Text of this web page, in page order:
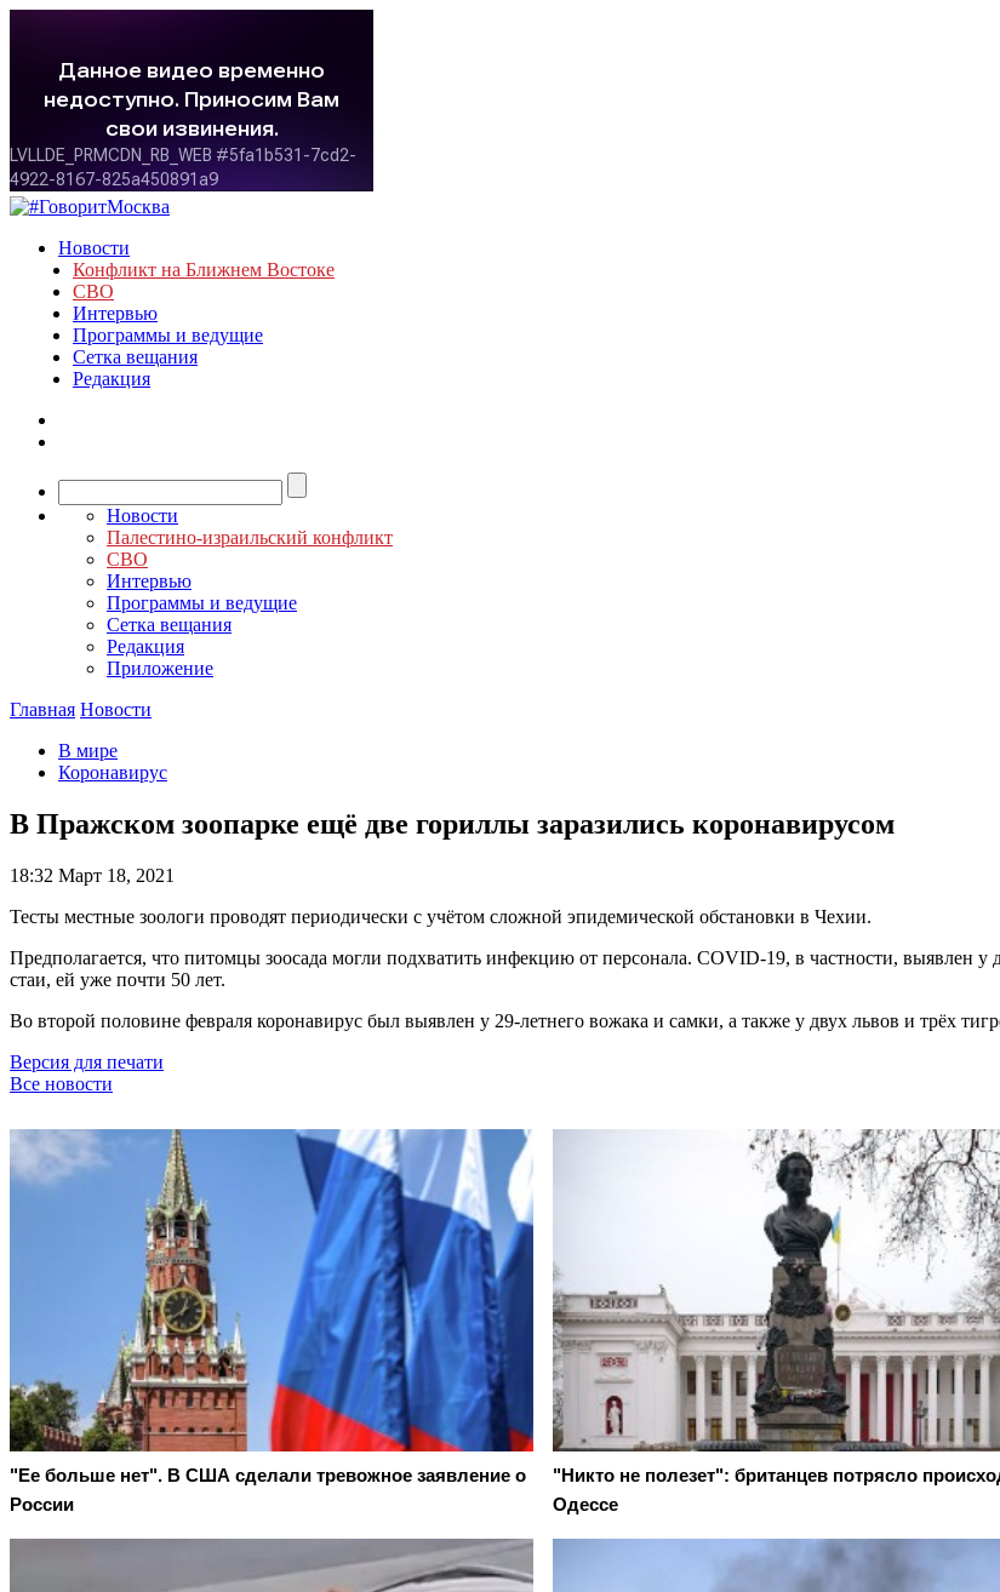
Новости
Конфликт на Ближнем Востоке
СВО
Интервью
Программы и ведущие
Сетка вещания
Редакция
Новости
Палестино-израильский конфликт
СВО
Интервью
Программы и ведущие
Сетка вещания
Редакция
Приложение
Главная Новости
В мире
Коронавирус
В Пражском зоопарке ещё две гориллы заразились коронавирусом
18:32 Март 18, 2021
Тесты местные зоологи проводят периодически с учётом сложной эпидемической обстановки в Чехии.
Предполагается, что питомцы зоосада могли подхватить инфекцию от персонала. COVID-19, в частности,
стаи, ей уже почти 50 лет.
Во второй половине февраля коронавирус был выявлен у 29-летнего вожака и самки, а также у двух львов и трёх
Версия для печати
Все новости
"Ее больше нет". В США сделали тревожное заявление о
России
"Никто не полезет": британцев потрясло
Одессе